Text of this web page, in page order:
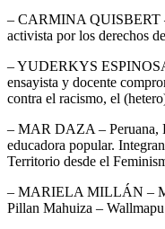
– CARMINA QUISBERT
activista por los derechos
– YUDERKYS
ensayista y docente
contra el racismo, el
– MAR DAZA – Peruana,
educadora popular.
Territorio desde el
– MARIELA MILLÁN –
Pillan Mahuiza – Wallmapu